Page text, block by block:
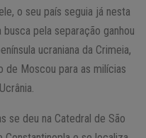
o seu país seguia já nesta
pela separação ganhou
ucraniana da Crimeia,
de Moscou para as milícias
se deu na Catedral de São